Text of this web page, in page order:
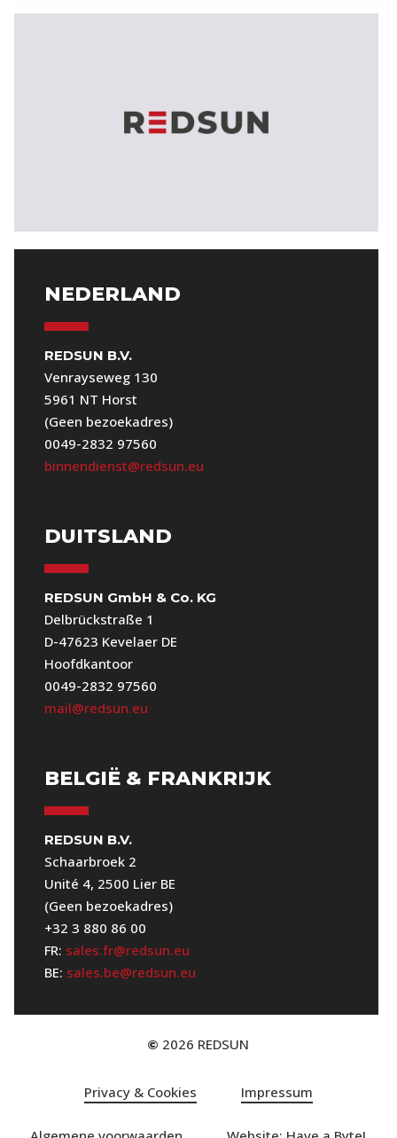
NEDERLAND
REDSUN B.V.
Venrayseweg 130
5961 NT Horst
(Geen bezoekadres)
0049-2832 97560
binnendienst@redsun.eu
DUITSLAND
REDSUN GmbH & Co. KG
Delbrückstraße 1
D-47623 Kevelaer DE
Hoofdkantoor
0049-2832 97560
mail@redsun.eu
BELGIË & FRANKRIJK
REDSUN B.V.
Schaarbroek 2
Unité 4, 2500 Lier BE
(Geen bezoekadres)
+32 3 880 86 00
FR: sales.fr@redsun.eu
BE: sales.be@redsun.eu
© 2026 REDSUN
Privacy & Cookies Impressum